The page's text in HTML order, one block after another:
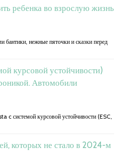
ребенка во взрослую жизнь
нежные пяточки и сказки перед
курсовой устойчивости)
Автомобили
c системой курсовой устойчивости (ESC,
которых не стало в 2024-м